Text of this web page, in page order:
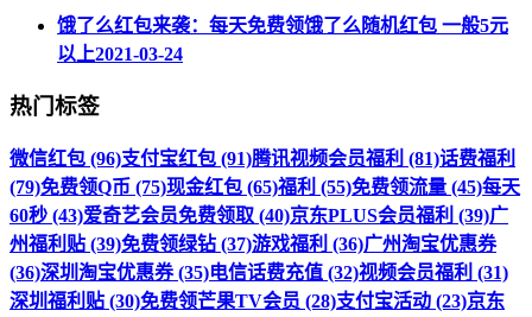
饿了么红包来袭：每天免费领饿了么随机红包 一般5元
以上2021-03-24
热门标签
微信红包 (96)支付宝红包 (91)腾讯视频会员福利 (81)话费福利
(79)免费领Q币 (75)现金红包 (65)福利 (55)免费领流量 (45)每天
60秒 (43)爱奇艺会员免费领取 (40)京东PLUS会员福利 (39)广
州福利贴 (39)免费领绿钻 (37)游戏福利 (36)广州淘宝优惠券
(36)深圳淘宝优惠券 (35)电信话费充值 (32)视频会员福利 (31)
深圳福利贴 (30)免费领芒果TV会员 (28)支付宝活动 (23)京东